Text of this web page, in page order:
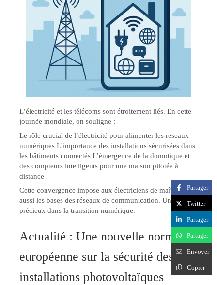
L’électricité et les télécoms sont étroitement liés. En cette
journée mondiale, on souligne :
Le rôle crucial de l’électricité pour alimenter les réseaux
numériques L’importance des installations sécurisées dans
les bâtiments connectés L’émergence de la domotique et
des compteurs intelligents pour une maison pilotée à
distance
Cette convergence impose aux électriciens de maîtriser
aussi les bases des réseaux de communication. Un atout
précieux dans la transition numérique.
Actualité : Une nouvelle norme
européenne sur la sécurité des
installations photovoltaïques
Partager
Twitter
Partager
Partager
Envoyer
Copier